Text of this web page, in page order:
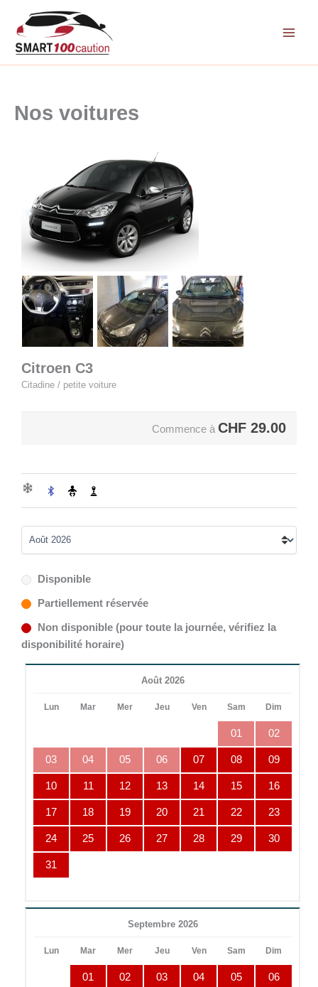
contenu
Nos voitures
Citroen C3
Citadine / petite voiture
Commence à CHF 29.00
Disponible
Partiellement réservée
Non disponible (pour toute la journée, vérifiez la
disponibilité horaire)
Août 2026
Lun Mar Mer Jeu Ven Sam Dim
01 02
03 04 05 06 07 08 09
10 11 12 13 14 15 16
17 18 19 20 21 22 23
24 25 26 27 28 29 30
31
Septembre 2026
Lun Mar Mer Jeu Ven Sam Dim
01 02 03 04 05 06